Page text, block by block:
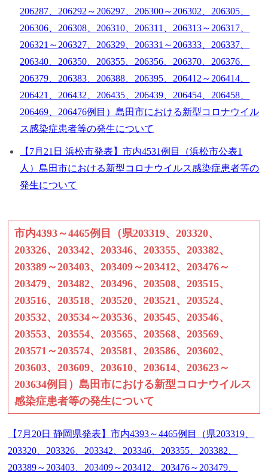
206287、206292～206297、206300～206302、206305、
206306、206308、206310、206311、206313～206317、
206321～206327、206329、206331～206333、206337、
206340、206350、206355、206356、206370、206376、
206379、206383、206388、206395、206412～206414、
206421、206432、206435、206439、206454、206458、
206469、206476例目）島田市における新型コロナウイル
ス感染症患者等の発生について
【7月21日 浜松市発表】市内4531例目（浜松市公表1
人）島田市における新型コロナウイルス感染症患者等の
発生について
市内4393～4465例目（県203319、203320、
203326、203342、203346、203355、203382、
203389～203403、203409～203412、203476～
203479、203482、203496、203508、203515、
203516、203518、203520、203521、203524、
203532、203534～203536、203545、203546、
203553、203554、203565、203568、203569、
203571～203574、203581、203586、203602、
203603、203609、203610、203614、203623～
203634例目）島田市における新型コロナウイルス
感染症患者等の発生について
【7月20日 静岡県発表】市内4393～4465例目（県203319、
203320、203326、203342、203346、203355、203382、
203389～203403、203409～203412、203476～203479、